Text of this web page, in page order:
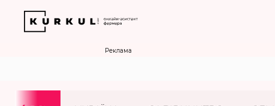
Реклама